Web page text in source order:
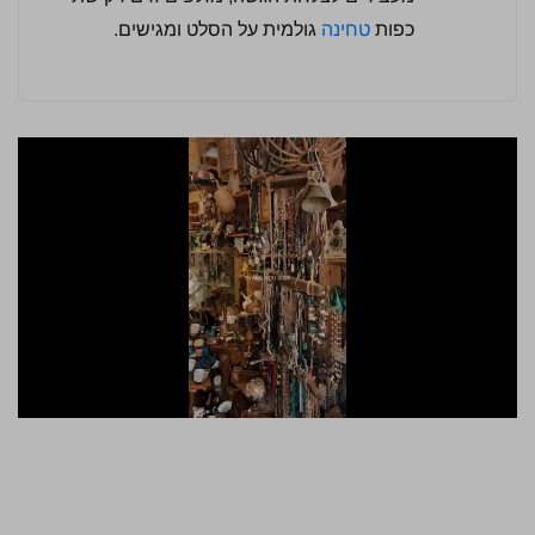
כפות טחינה גולמית על הסלט ומגישים.